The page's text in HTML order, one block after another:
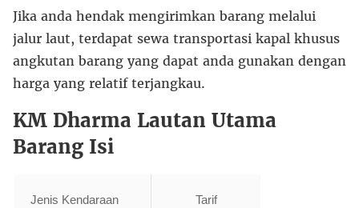
Jika anda hendak mengirimkan barang melalui
jalur laut, terdapat sewa transportasi kapal khusus
angkutan barang yang dapat anda gunakan dengan
harga yang relatif terjangkau.
KM Dharma Lautan Utama
Barang Isi
Jenis Kendaraan Tarif